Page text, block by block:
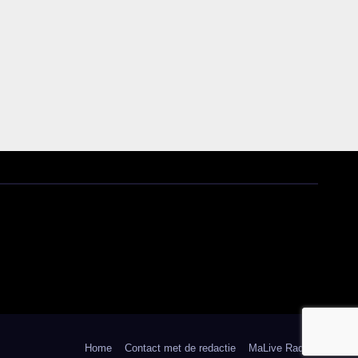
Home Contact met de redactie MaLive Radio